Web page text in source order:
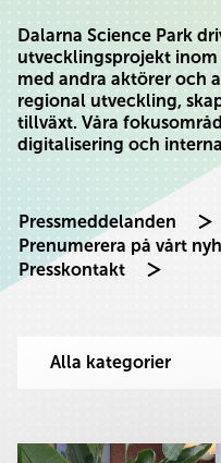
Dalarna Science Park
utvecklingsprojekt inom
med andra aktörer och
regional utveckling,
tillväxt. Våra
digitalisering och
Pressmeddelanden
Prenumerera på vårt
Presskontakt
Alla kategorier